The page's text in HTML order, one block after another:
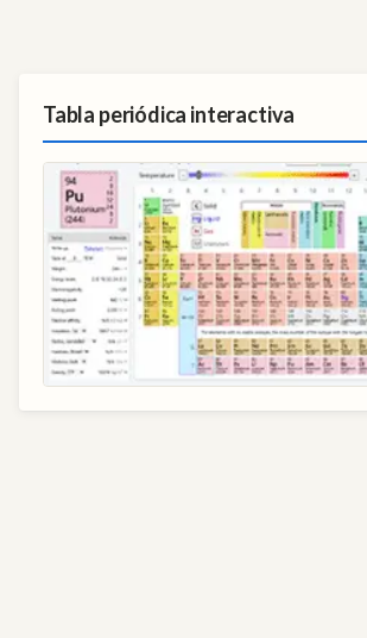
Tabla periódica interactiva